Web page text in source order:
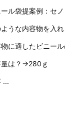
ール袋提案例：セ
ような内容物を入
物に適したビニー
量は？→280ｇ
...